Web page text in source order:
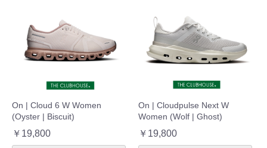
On | Cloud 6 W Women
(Oyster | Biscuit)
￥19,800
On | Cloudpulse Next W
Women (Wolf | Ghost)
￥19,800